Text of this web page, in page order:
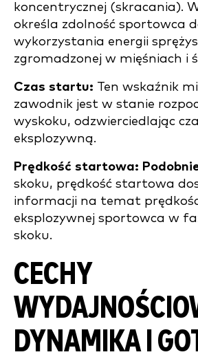
koncentrycznej (skracania).
określa zdolność sportowca
wykorzystania energii
zgromadzonej w mięśniach i
Czas startu: Ten wskaźnik
zawodnik jest w stanie
wyskoku, odzwierciedlając
eksplozywną.
Prędkość startowa:
skoku, prędkość startowa
informacji na temat
eksplozywnej sportowca w
skoku.
CECHY
DYNAMIKA I